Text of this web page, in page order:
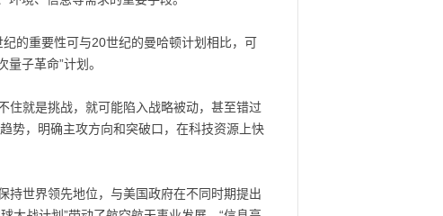
的重要性可与20世纪的曼哈顿计划相比，可
子革命”计划。
住就是挑战，就可能陷入战略被动，甚至错过
势，明确主攻方向和突破口，在科技资源上快
持世界领先地位，与美国政府在不同时期提出